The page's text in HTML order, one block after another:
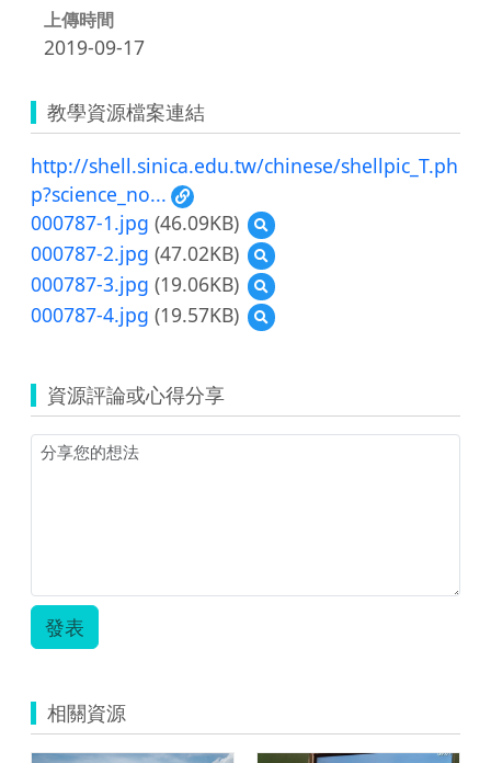
上傳時間
2019-09-17
教學資源檔案連結
http://shell.sinica.edu.tw/chinese/shellpic_T.ph
p?science_no...
000787-1.jpg (46.09KB)
預
覽
000787-
1.jpg
000787-2.jpg (47.02KB)
預
覽
000787-
2.jpg
000787-3.jpg (19.06KB)
預
覽
000787-
000787-4.jpg (19.57KB)
預
覽
資源評論或心得分享
發表
相關資源